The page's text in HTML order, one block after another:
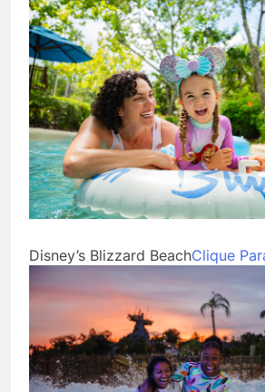
Disney’s Blizzard BeachClique